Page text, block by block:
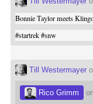
Bonnie Taylor meets
#startrek #snw
Till Westermayer
Rico Grimm